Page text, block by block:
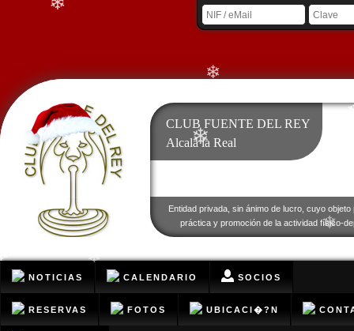
CLUB FUENTE DEL REY
Alcalá la Real
Entidad privada, sin ánimo de lucro, cuyo objeto
práctica y promoción de la actividad físico-
NOTICIAS CALENDARIO SOCIOS
RESERVAS FOTOS UBICACI�?N
❄
❄
❄
❄